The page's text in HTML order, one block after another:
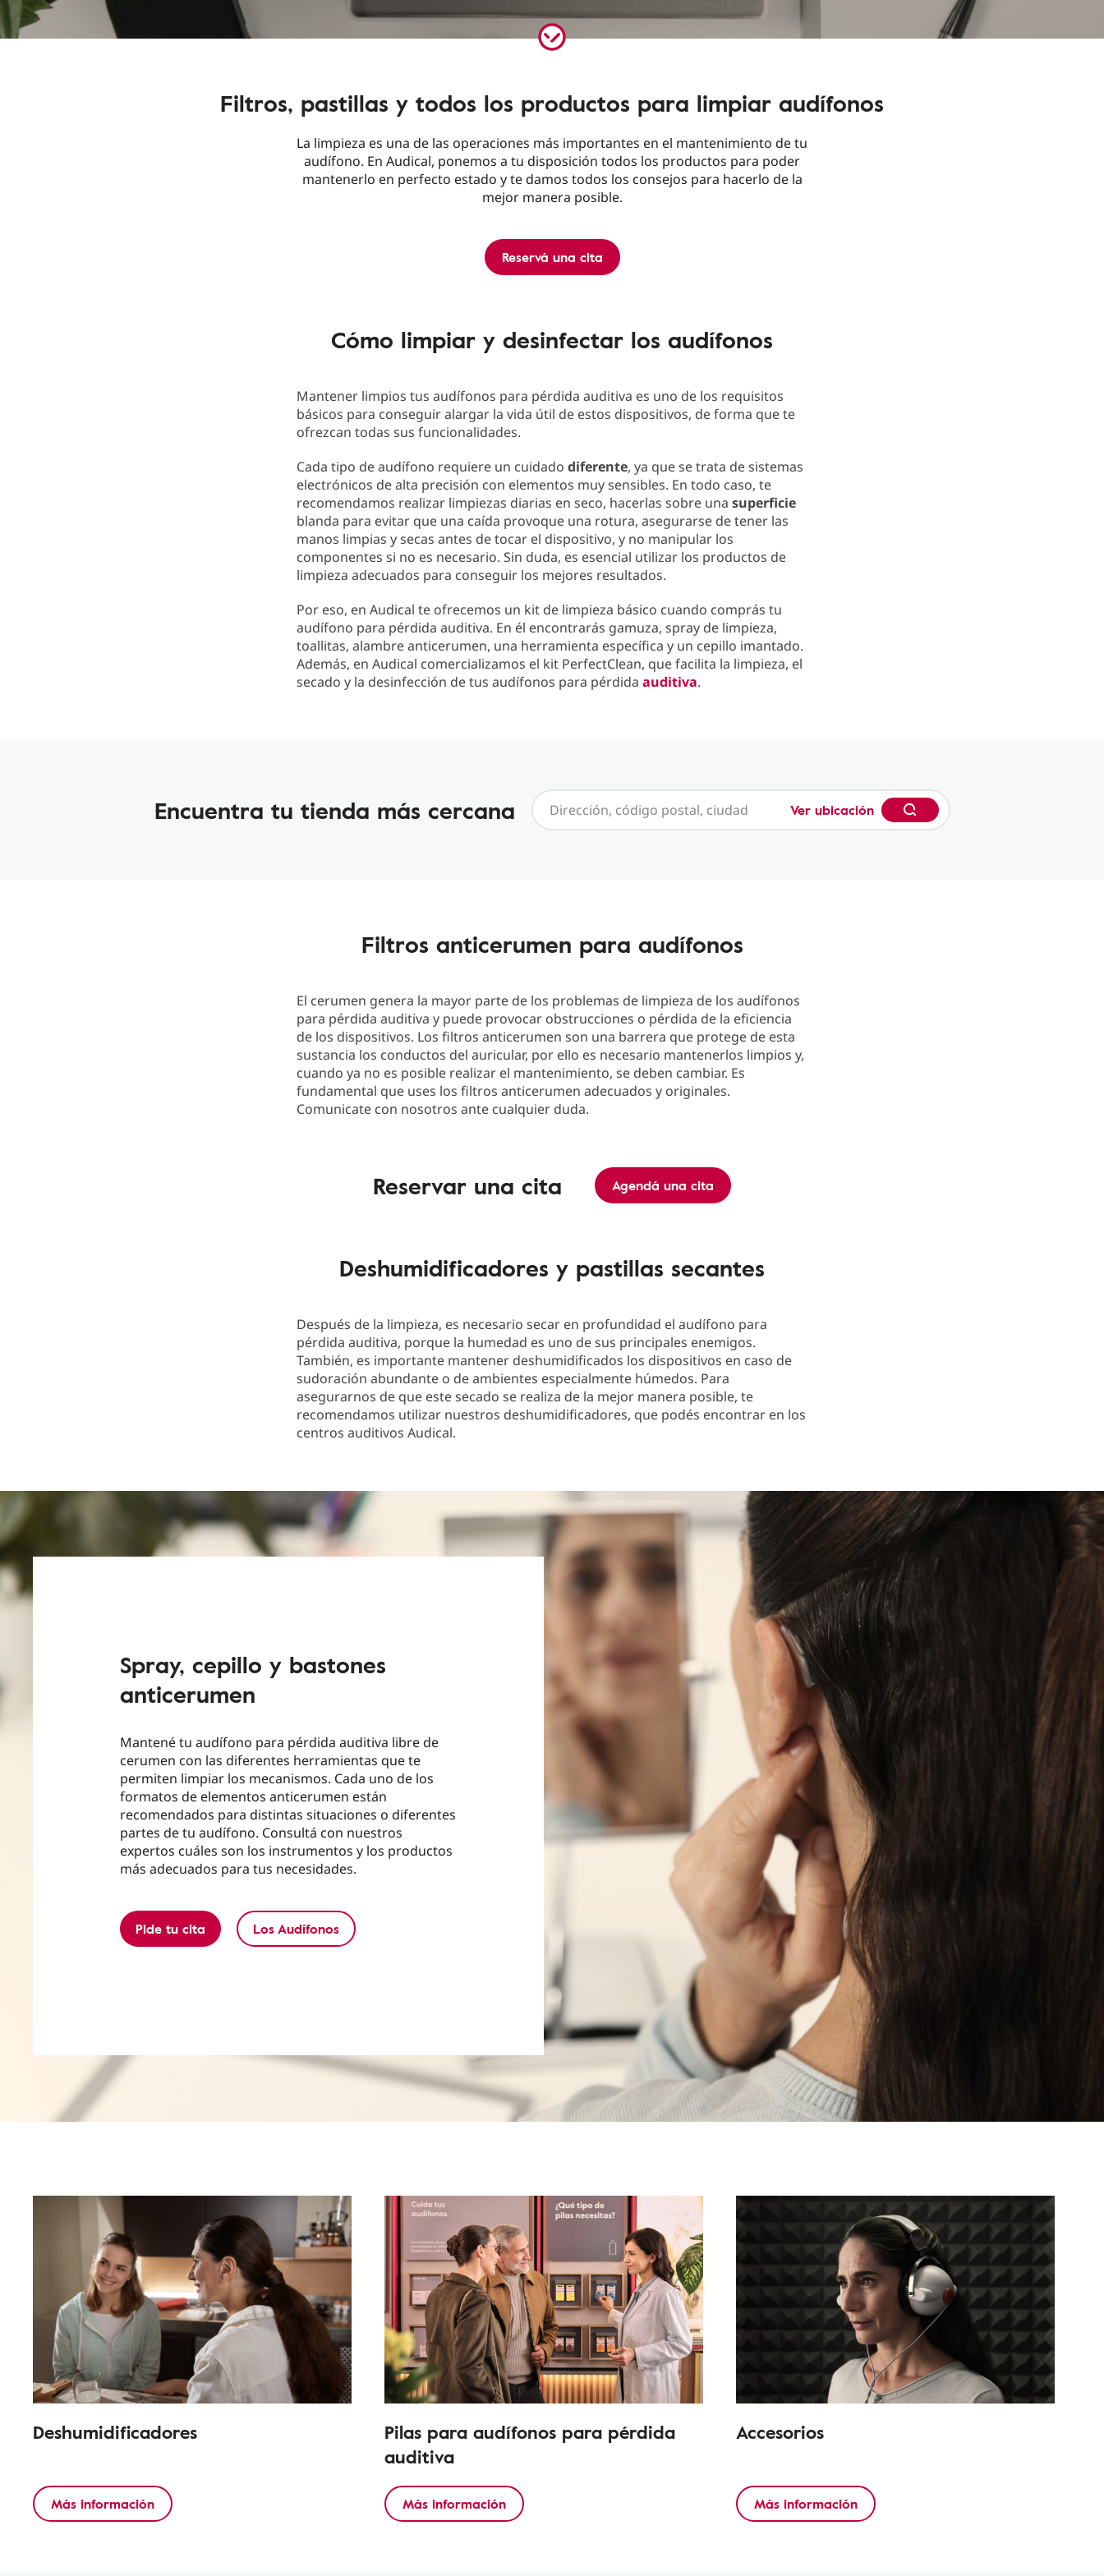
Filtros, pastillas y todos los productos para limpiar audífonos
La limpieza es una de las operaciones más importantes en el mantenimiento de tu
audífono. En Audical, ponemos a tu disposición todos los productos para poder
mantenerlo en perfecto estado y te damos todos los consejos para hacerlo de la
mejor manera posible.
Reservá una cita
Cómo limpiar y desinfectar los audífonos
Mantener limpios tus audífonos para pérdida auditiva es uno de los requisitos
básicos para conseguir alargar la vida útil de estos dispositivos, de forma que te
ofrezcan todas sus funcionalidades.
Cada tipo de audífono requiere un cuidado diferente, ya que se trata de sistemas
electrónicos de alta precisión con elementos muy sensibles. En todo caso, te
recomendamos realizar limpiezas diarias en seco, hacerlas sobre una superficie
blanda para evitar que una caída provoque una rotura, asegurarse de tener las
manos limpias y secas antes de tocar el dispositivo, y no manipular los
componentes si no es necesario. Sin duda, es esencial utilizar los productos de
limpieza adecuados para conseguir los mejores resultados.
Por eso, en Audical te ofrecemos un kit de limpieza básico cuando comprás tu
audífono para pérdida auditiva. En él encontrarás gamuza, spray de limpieza,
toallitas, alambre anticerumen, una herramienta específica y un cepillo imantado.
Además, en Audical comercializamos el kit PerfectClean, que facilita la limpieza, el
secado y la desinfección de tus audífonos para pérdida auditiva.
Encuentra tu tienda más cercana Ver ubicación
Filtros anticerumen para audífonos
El cerumen genera la mayor parte de los problemas de limpieza de los audífonos
para pérdida auditiva y puede provocar obstrucciones o pérdida de la eficiencia
de los dispositivos. Los filtros anticerumen son una barrera que protege de esta
sustancia los conductos del auricular, por ello es necesario mantenerlos limpios y,
cuando ya no es posible realizar el mantenimiento, se deben cambiar. Es
fundamental que uses los filtros anticerumen adecuados y originales.
Comunicate con nosotros ante cualquier duda.
Reservar una cita Agendá una cita
Deshumidificadores y pastillas secantes
Después de la limpieza, es necesario secar en profundidad el audífono para
pérdida auditiva, porque la humedad es uno de sus principales enemigos.
También, es importante mantener deshumidificados los dispositivos en caso de
sudoración abundante o de ambientes especialmente húmedos. Para
asegurarnos de que este secado se realiza de la mejor manera posible, te
recomendamos utilizar nuestros deshumidificadores, que podés encontrar en los
centros auditivos Audical.
Spray, cepillo y bastones
anticerumen
Mantené tu audífono para pérdida auditiva libre de
cerumen con las diferentes herramientas que te
permiten limpiar los mecanismos. Cada uno de los
formatos de elementos anticerumen están
recomendados para distintas situaciones o diferentes
partes de tu audífono. Consultá con nuestros
expertos cuáles son los instrumentos y los productos
más adecuados para tus necesidades.
Pide tu cita Los Audífonos
Deshumidificadores
Más información
Pilas para audífonos para pérdida
auditiva
Más información
Accesorios
Más información